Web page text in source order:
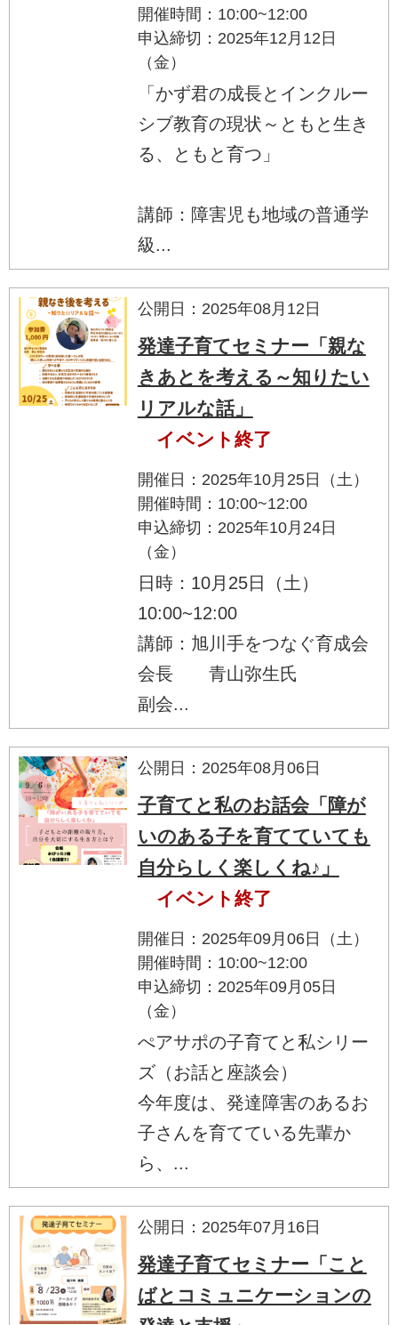
開催時間：10:00~12:00
申込締切：2025年12月12日
（金）
「かず君の成長とインクルー
シブ教育の現状～ともと生き
る、ともと育つ」
講師：障害児も地域の普通学
級...
公開日：2025年08月12日
発達子育てセミナー「親な
きあとを考える～知りたい
リアルな話」
イベント終了
開催日：2025年10月25日（土）
開催時間：10:00~12:00
申込締切：2025年10月24日
（金）
日時：10月25日（土）
10:00~12:00
講師：旭川手をつなぐ育成会
会長 青山弥生氏
副会...
公開日：2025年08月06日
子育てと私のお話会「障が
いのある子を育てていても
自分らしく楽しくね♪」
イベント終了
開催日：2025年09月06日（土）
開催時間：10:00~12:00
申込締切：2025年09月05日
（金）
ぺアサポの子育てと私シリー
ズ（お話と座談会）
今年度は、発達障害のあるお
子さんを育てている先輩か
ら、...
公開日：2025年07月16日
発達子育てセミナー「こと
ばとコミュニケーションの